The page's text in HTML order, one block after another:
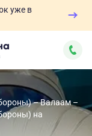
уже в
– Валаам –
на